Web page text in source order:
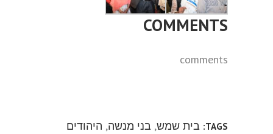
COMMENTS
comments
TAGS: בית שמש, בני מנשה, היהודים